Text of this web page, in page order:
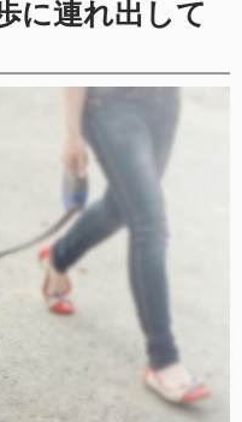
に連れ出して